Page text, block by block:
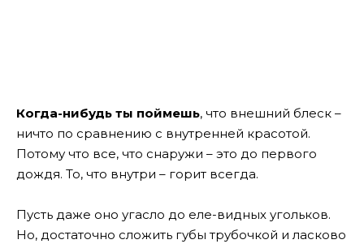
Когда-нибудь ты поймешь, что внешний блеск –
ничто по сравнению с внутренней красотой.
Потому что все, что снаружи – это до первого
дождя. То, что внутри – горит всегда.
Пусть даже оно угасло до еле-видных угольков.
Но, достаточно сложить губы трубочкой и ласково